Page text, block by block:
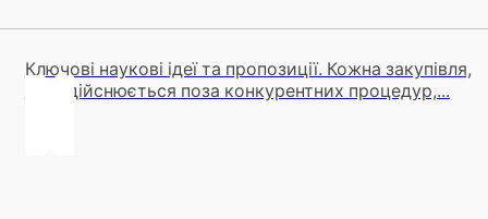
Ключові наукові ідеї та пропозиції. Кожна закупівля,
яка здійснюється поза конкурентних процедур,...